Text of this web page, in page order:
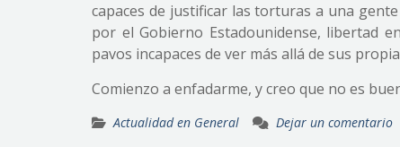
capaces de justificar las torturas a una
por el Gobierno Estadounidense, libertad
pavos incapaces de ver más allá de sus
Comienzo a enfadarme, y creo que no es
Actualidad en General Dejar un comentario